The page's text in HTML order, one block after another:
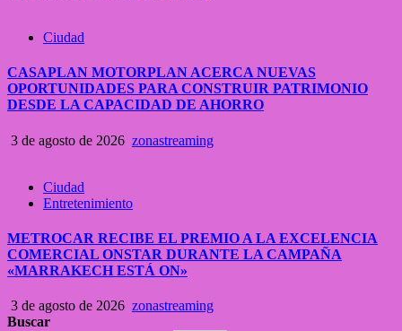
Ciudad
CASAPLAN MOTORPLAN ACERCA NUEVAS
OPORTUNIDADES PARA CONSTRUIR PATRIMONIO
DESDE LA CAPACIDAD DE AHORRO
3 de agosto de 2026 zonastreaming
Ciudad
Entretenimiento
METROCAR RECIBE EL PREMIO A LA EXCELENCIA
COMERCIAL ONSTAR DURANTE LA CAMPAÑA
«MARRAKECH ESTÁ ON»
3 de agosto de 2026 zonastreaming
Buscar